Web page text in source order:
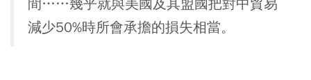
間……幾乎就與美國及其盟國把對中貿易
減少50%時所會承擔的損失相當。